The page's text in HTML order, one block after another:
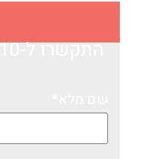
התקשרו ל-053-3381410​